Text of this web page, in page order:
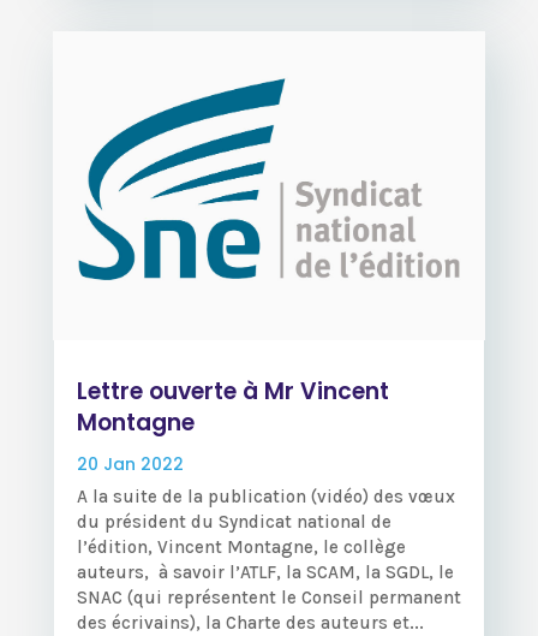
Lettre ouverte à Mr Vincent
Montagne
20 Jan 2022
A la suite de la publication (vidéo) des vœux
du président du Syndicat national de
l’édition, Vincent Montagne, le collège
auteurs, à savoir l’ATLF, la SCAM, la SGDL, le
SNAC (qui représentent le Conseil permanent
des écrivains), la Charte des auteurs et...